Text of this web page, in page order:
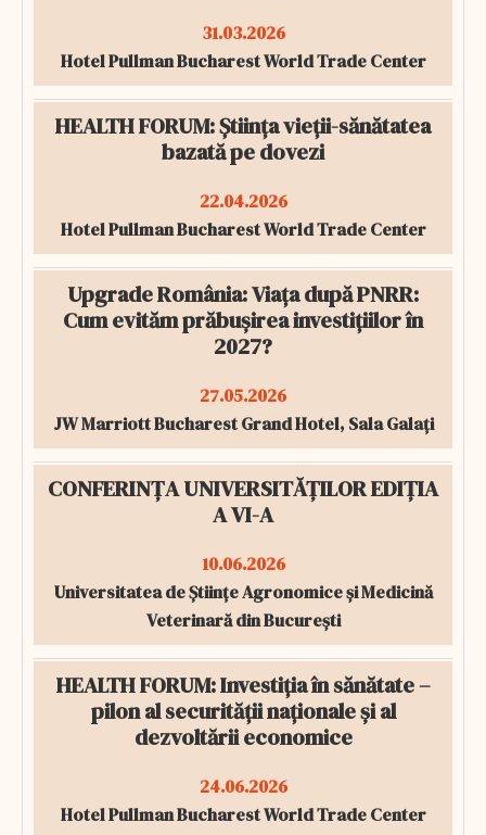
31.03.2026
Hotel Pullman Bucharest World Trade Center
HEALTH FORUM: Știința vieții-sănătatea
bazată pe dovezi
22.04.2026
Hotel Pullman Bucharest World Trade Center
Upgrade România: Viața după PNRR:
Cum evităm prăbușirea investițiilor în
2027?
27.05.2026
JW Marriott Bucharest Grand Hotel, Sala Galați
CONFERINȚA UNIVERSITĂȚILOR EDIȚIA
A VI-A
10.06.2026
Universitatea de Științe Agronomice și Medicină
Veterinară din București
HEALTH FORUM: Investiția în sănătate –
pilon al securității naționale și al
dezvoltării economice
24.06.2026
Hotel Pullman Bucharest World Trade Center